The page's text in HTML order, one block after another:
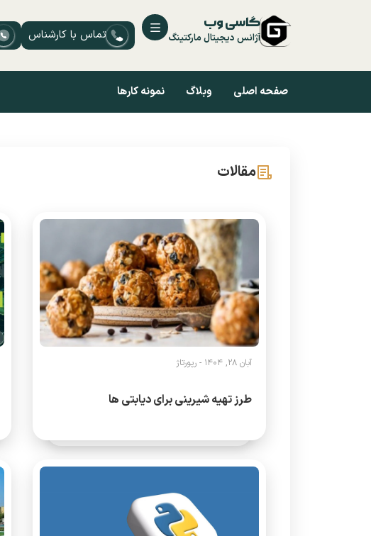
گاسی وب
آژانس دیجیتال مارکتینگ تماس با کارشناس
صفحه اصلی وبلاگ نمونه کارها
مقالات
آبان 28, 1404 - رپورتاژ
طرز تهیه شیرینی برای دیابتی ها